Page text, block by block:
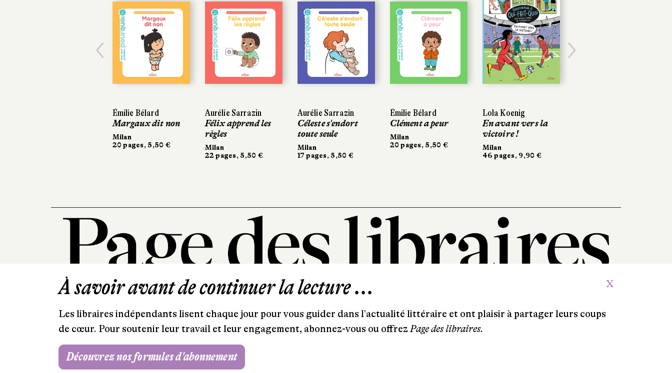
Émilie Bélard
Margaux dit non
Milan
20 pages, 5,50 €
Aurélie Sarrazin
Félix apprend les
règles
Milan
22 pages, 5,50 €
Aurélie Sarrazin
Céleste s'endort
toute seule
Milan
17 pages, 5,50 €
Émilie Bélard
Clément a peur
Milan
20 pages, 5,50 €
Lola Koenig
En avant vers la
victoire !
Milan
46 pages, 9,90 €
Previous
101, rue Saint-Lazare
T. 01 44 41 97 20
À savoir avant de continuer la lecture ... X
Les libraires indépendants lisent chaque jour pour vous guider dans l'actualité littéraire et ont plaisir à partager leurs coups
de cœur. Pour soutenir leur travail et leur engagement, abonnez-vous ou offrezPage des libraires.
Découvrez nos formules d'abonnement